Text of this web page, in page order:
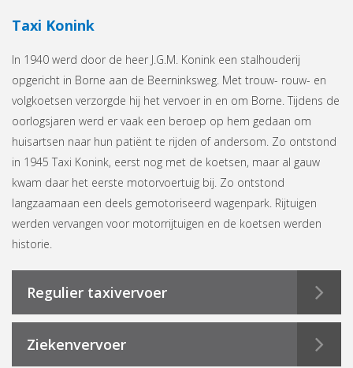
Taxi Konink
In 1940 werd door de heer J.G.M. Konink een stalhouderij
opgericht in Borne aan de Beerninksweg. Met trouw- rouw- en
volgkoetsen verzorgde hij het vervoer in en om Borne. Tijdens de
oorlogsjaren werd er vaak een beroep op hem gedaan om
huisartsen naar hun patiënt te rijden of andersom. Zo ontstond
in 1945 Taxi Konink, eerst nog met de koetsen, maar al gauw
kwam daar het eerste motorvoertuig bij. Zo ontstond
langzaamaan een deels gemotoriseerd wagenpark. Rijtuigen
werden vervangen voor motorrijtuigen en de koetsen werden
historie.
Regulier taxivervoer
Ziekenvervoer